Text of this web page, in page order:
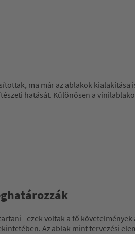
ma már az ablakok
hatását. Különösen a
- ezek voltak a fő
Az ablak mint tervezési